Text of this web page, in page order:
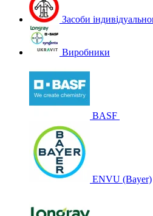
Засоби
Виробники
BASF
ENVU (Bayer)